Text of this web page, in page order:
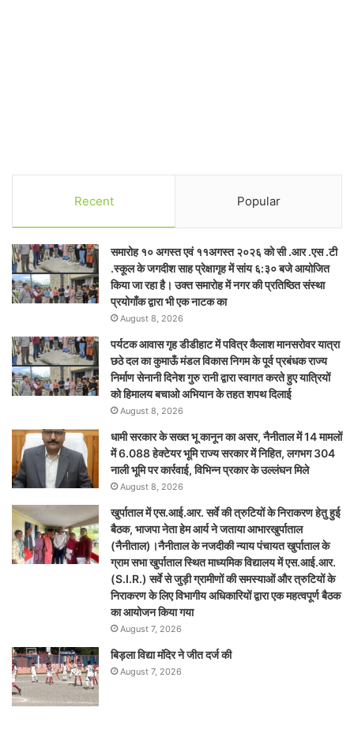
Recent Popular
समारोह १० अगस्त एवं ११अगस्त २०२६ को सी .आर .एस .टी
.स्कूल के जगदीश साह प्रेक्षागृह में सांय ६:३० बजे आयोजित
किया जा रहा है। उक्त समारोह में नगर की प्रतिष्ठित संस्था
प्रयोगाँक द्वारा भी एक नाटक का
August 8, 2026
पर्यटक आवास गृह डीडीहाट में पवित्र कैलाश मानसरोवर यात्रा
छठे दल का कुमाऊँ मंडल विकास निगम के पूर्व प्रबंधक राज्य
निर्माण सेनानी दिनेश गुरु रानी द्वारा स्वागत करते हुए यात्रियों
को हिमालय बचाओ अभियान के तहत शपथ दिलाई
August 8, 2026
धामी सरकार के सख्त भू कानून का असर, नैनीताल में 14 मामलों
में 6.088 हेक्टेयर भूमि राज्य सरकार में निहित, लगभग 304
नाली भूमि पर कार्रवाई, विभिन्न प्रकार के उल्लंघन मिले
August 8, 2026
खुर्पाताल में एस.आई.आर. सर्वे की त्रुटियों के निराकरण हेतु हुई
बैठक, भाजपा नेता हेम आर्य ने जताया आभारखुर्पाताल
(नैनीताल)।नैनीताल के नजदीकी न्याय पंचायत खुर्पाताल के
ग्राम सभा खुर्पाताल स्थित माध्यमिक विद्यालय में एस.आई.आर.
(S.I.R.) सर्वे से जुड़ी ग्रामीणों की समस्याओं और त्रुटियों के
निराकरण के लिए विभागीय अधिकारियों द्वारा एक महत्वपूर्ण बैठक
का आयोजन किया गया
August 7, 2026
बिड़ला विद्या मंदिर ने जीत दर्ज की
August 7, 2026